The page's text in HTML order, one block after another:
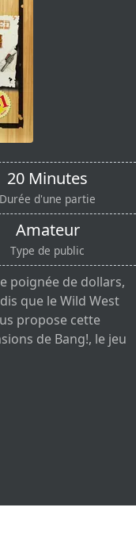
20 Minutes
Durée d'une partie
Amateur
Type de public
poignée de dollars,
que le Wild West
propose cette
de Bang!, le jeu